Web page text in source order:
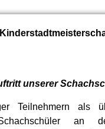
unserer
Teilnehmern als
an